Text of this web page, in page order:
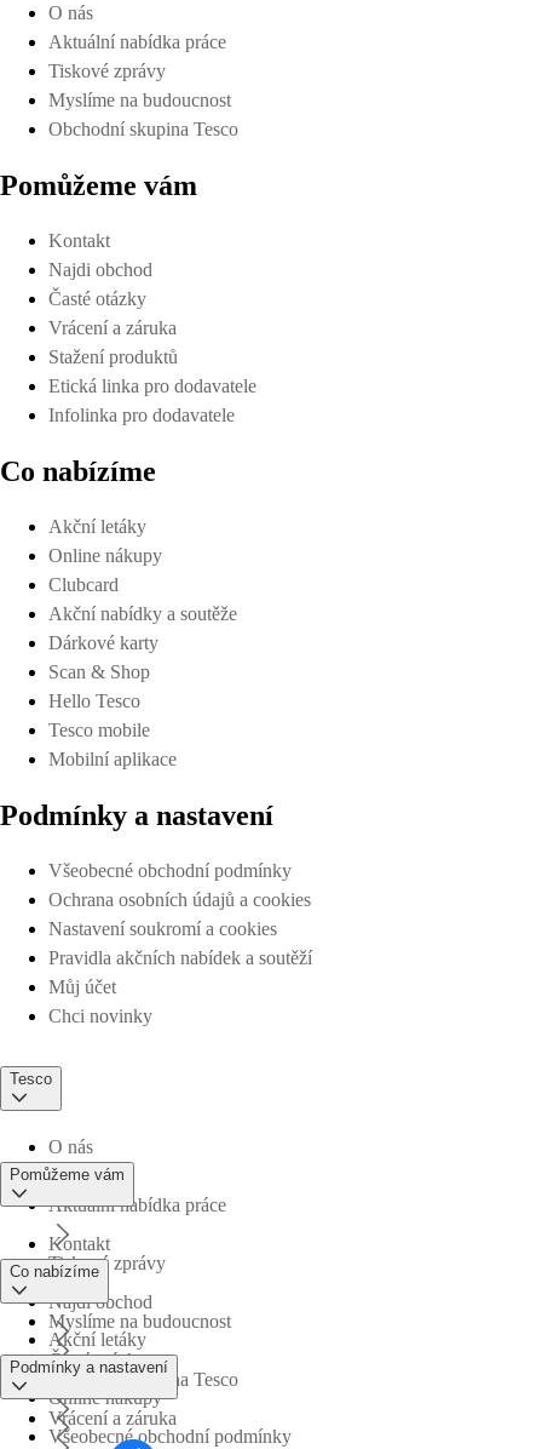
O nás
Aktuální nabídka práce
Tiskové zprávy
Myslíme na budoucnost
Obchodní skupina Tesco
Pomůžeme vám
Kontakt
Najdi obchod
Časté otázky
Vrácení a záruka
Stažení produktů
Etická linka pro dodavatele
Infolinka pro dodavatele
Co nabízíme
Akční letáky
Online nákupy
Clubcard
Akční nabídky a soutěže
Dárkové karty
Scan & Shop
Hello Tesco
Tesco mobile
Mobilní aplikace
Podmínky a nastavení
Všeobecné obchodní podmínky
Ochrana osobních údajů a cookies
Nastavení soukromí a cookies
Pravidla akčních nabídek a soutěží
Můj účet
Chci novinky
Tesco
O nás
Aktuální nabídka práce
Tiskové zprávy
Myslíme na budoucnost
Obchodní skupina Tesco
Pomůžeme vám
Kontakt
Najdi obchod
Časté otázky
Vrácení a záruka
Co nabízíme
Akční letáky
Online nákupy
Podmínky a nastavení
Všeobecné obchodní podmínky